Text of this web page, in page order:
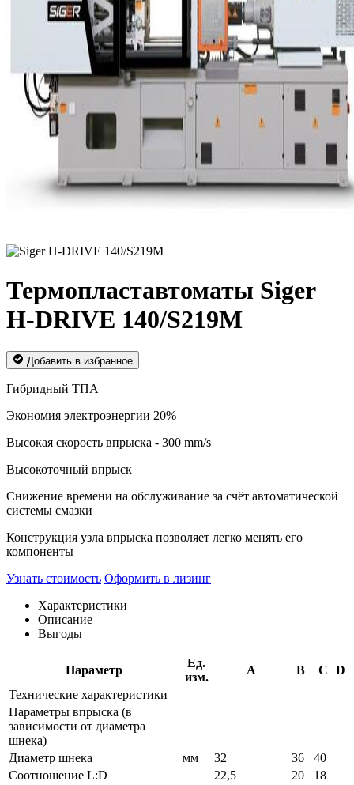
Термопластавтоматы Siger
H-DRIVE 140/S219M
Добавить в избранное
Гибридный ТПА
Экономия электроэнергии 20%
Высокая скорость впрыска - 300 mm/s
Высокоточный впрыск
Снижение времени на обслуживание за счёт автоматической
системы смазки
Конструкция узла впрыска позволяет легко менять его
компоненты
Узнать стоимость Оформить в лизинг
Характеристики
Описание
Выгоды
Параметр
Ед.
изм.
A B C
D
Технические характеристики
Параметры впрыска (в
зависимости от диаметра
шнека)
Диаметр шнека
мм 32 36
40
Соотношение L:D
22,5 20
18